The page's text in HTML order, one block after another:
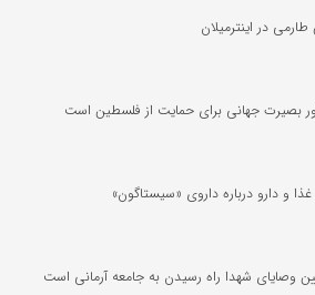
در اینترمیلان
بصیرت جهانی برای حمایت از فلسطین است
و دارو درباره داروی «سیستاگون»
وصایای شهدا راه رسیدن به جامعه آرمانی است